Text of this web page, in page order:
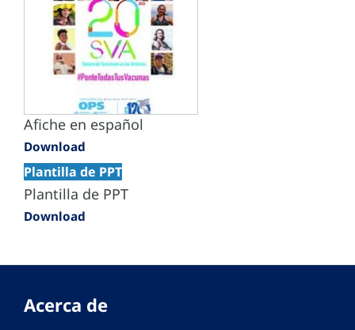
Afiche en español
Download
Plantilla de PPT
Plantilla de PPT
Download
Acerca de